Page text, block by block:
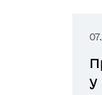
у